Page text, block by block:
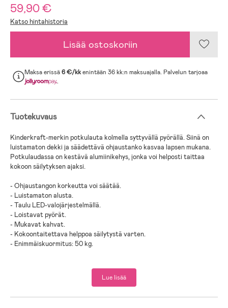
59,90 €
Katso hintahistoria
Lisää ostoskoriin
Maksa erissä6 €/kkenintään 36 kk:n maksuajalla. Palvelun tarjoaa
.
Tuotekuvaus
Kinderkraft-merkin potkulauta kolmella syttyvällä pyörällä. Siinä on
luistamaton dekki ja säädettävä ohjaustanko kasvaa lapsen mukana.
Potkulaudassa on kestävä alumiinikehys, jonka voi helposti taittaa
kokoon säilytyksen ajaksi.
- Ohjaustangon korkeutta voi säätää.
- Luistamaton alusta.
- Taulu LED-valojärjestelmällä.
- Loistavat pyörät.
- Mukavat kahvat.
- Kokoontaitettava helppoa säilytystä varten.
- Enimmäiskuormitus: 50 kg.
- PP-muovi, nailon, alumiini, teräs.
Lue lisää